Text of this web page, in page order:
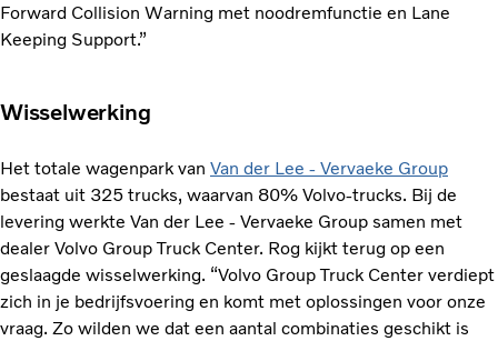
Forward Collision Warning met noodremfunctie en Lane
Keeping Support.”
Wisselwerking
Het totale wagenpark van Van der Lee - Vervaeke Group
bestaat uit 325 trucks, waarvan 80% Volvo-trucks. Bij de
levering werkte Van der Lee - Vervaeke Group samen met
dealer Volvo Group Truck Center. Rog kijkt terug op een
geslaagde wisselwerking. “Volvo Group Truck Center verdiept
zich in je bedrijfsvoering en komt met oplossingen voor onze
vraag. Zo wilden we dat een aantal combinaties geschikt is